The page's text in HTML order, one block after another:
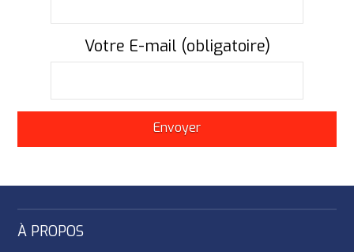
Votre E-mail (obligatoire)
À PROPOS